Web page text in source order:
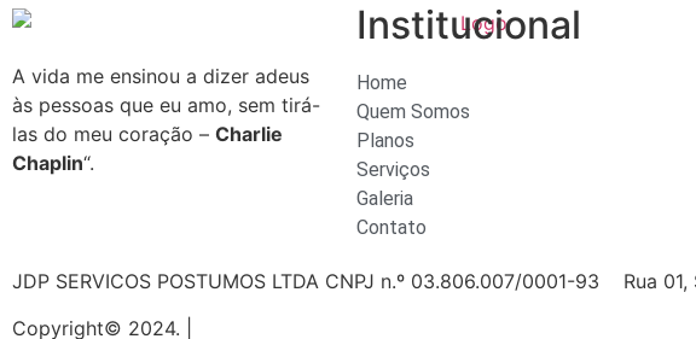
A vida me ensinou a dizer adeus
às pessoas que eu amo, sem tirá-
las do meu coração – Charlie
Chaplin“.
Institucional​
Home
Quem Somos
Planos
Serviços
Galeria
Contato
JDP SERVICOS POSTUMOS LTDA CNPJ n.º 03.806.007/0001-93 Rua
Copyright© 2024. |